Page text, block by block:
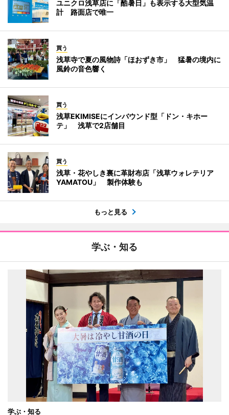
ユニクロ浅草店に「酷暑日」も表示する大型気温
計 路面店で唯一
買う
浅草寺で夏の風物詩「ほおずき市」 猛暑の境内に
風鈴の音色響く
買う
浅草EKIMISEにインバウンド型「ドン・キホー
テ」 浅草で2店舗目
買う
浅草・花やしき裏に革財布店「浅草ウォレテリア
YAMATOU」 製作体験も
もっと見る
学ぶ・知る
学ぶ・知る